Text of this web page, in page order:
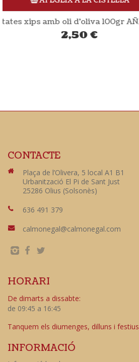
CONTACTE
Plaça de l’Olivera, 5 local A1 B1
Urbanització El Pi de Sant Just
25286 Olius (Solsonès)
636 491 379
calmonegal@calmonegal.com
HORARI
De dimarts a dissabte:
de 09:45 a 16:45
Tanquem els diumenges, dilluns i festius
INFORMACIÓ